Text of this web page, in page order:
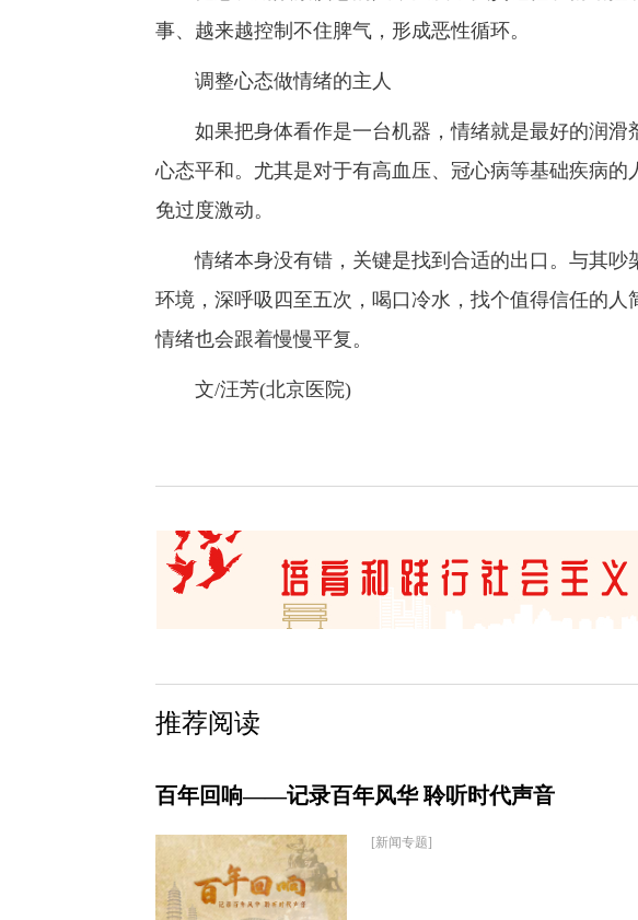
事、越来越控制不住脾气，形成恶性循环。
调整心态做情绪的主人
如果把身体看作是一台机器，情绪就是最好的润滑
心态平和。尤其是对于有高血压、冠心病等基础疾病
免过度激动。
情绪本身没有错，关键是找到合适的出口。与其吵
环境，深呼吸四至五次，喝口冷水，找个值得信任的人
情绪也会跟着慢慢平复。
文/汪芳(北京医院)
推荐阅读
百年回响——记录百年风华 聆听时代声音
[新闻专题]